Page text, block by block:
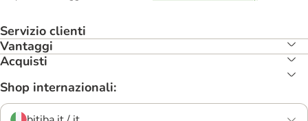
Servizio clienti
Vantaggi
Acquisti
Shop internazionali: